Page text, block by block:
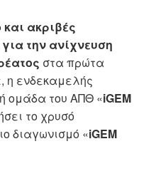
ακριβές
την ανίχνευση
στα πρώτα
η ενδεκαμελής
ομάδα του ΑΠΘ «iGEM
το χρυσό
διαγωνισμό «iGEM